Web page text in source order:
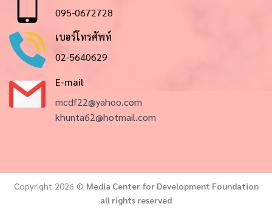
095-0672728
เบอร์โทรศัพท์
02-5640629
E-mail
mcdf22@yahoo.com
khunta62@hotmail.com
Copyright 2026 © Media Center for Development Foundation
all rights reserved